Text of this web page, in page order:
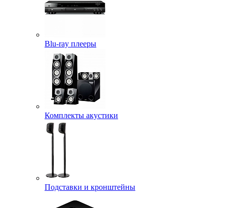
Blu-ray плееры
Комплекты акустики
Подставки и кронштейны